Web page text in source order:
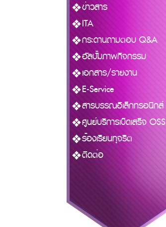
ข่าวสาร
ITA
กระดานถามตอบ Q&A
อัลบั้มภาพกิจกรรม
เอกสาร/รายงาน
E-Service
สารบรรณอิเล็กทรอนิกส์
ศูนย์บริการเบ็ดเสร็จ OSS
ร้องเรียนทุจริต
ติดต่อ